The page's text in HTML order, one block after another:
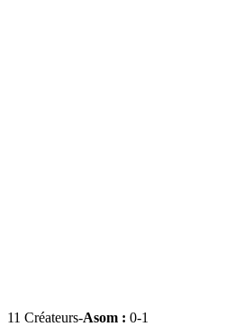
11 Créateurs-Asom : 0-1